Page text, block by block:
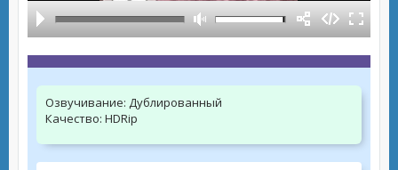
Озвучивание: Дублированный
Качество: HDRip